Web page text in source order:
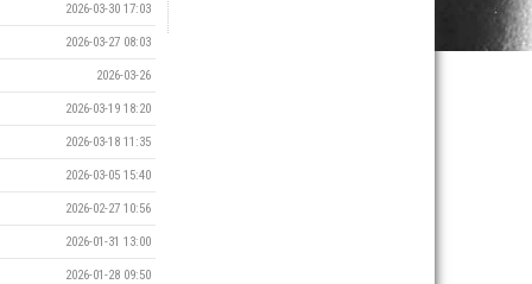
2026-03-30 17:03
2026-03-27 08:03
2026-03-26
2026-03-19 18:20
2026-03-18 11:35
2026-03-05 15:40
2026-02-27 10:56
2026-01-31 13:00
2026-01-28 09:50